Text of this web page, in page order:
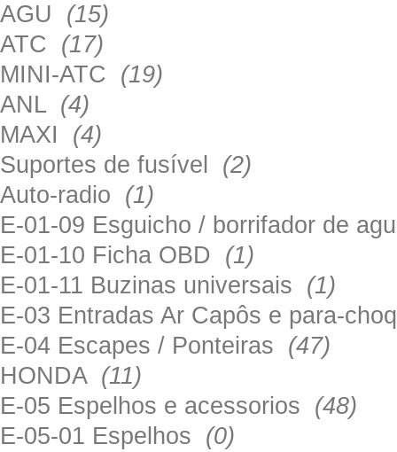
AGU (15)
ATC (17)
MINI-ATC (19)
ANL (4)
MAXI (4)
Suportes de fusível (2)
Auto-radio (1)
E-01-09 Esguicho / borrifador de
E-01-10 Ficha OBD (1)
E-01-11 Buzinas universais (1)
E-03 Entradas Ar Capôs e para-
E-04 Escapes / Ponteiras (47)
HONDA (11)
E-05 Espelhos e acessorios (48)
E-05-01 Espelhos (0)